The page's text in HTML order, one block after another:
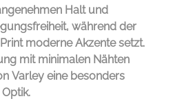
Halt und
während der
moderne Akzente setzt.
mit minimalen Nähten
Varley eine besonders